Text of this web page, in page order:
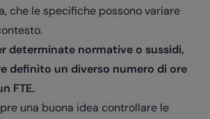
che le specifiche possono variare
determinate normative o sussidi,
definito un diverso numero di ore
FTE.
una buona idea controllare le